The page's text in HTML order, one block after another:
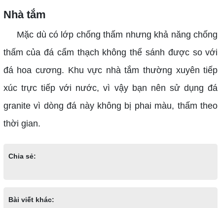
Nhà tắm
Mặc dù có lớp chống thấm nhưng khả năng chống
thấm của đá cẩm thạch không thể sánh được so với
đá hoa cương. Khu vực nhà tắm thường xuyên tiếp
xúc trực tiếp với nước, vì vậy bạn nên sử dụng đá
granite vì dòng đá này không bị phai màu, thấm theo
thời gian.
Chia sẻ:
Bài viết khác: